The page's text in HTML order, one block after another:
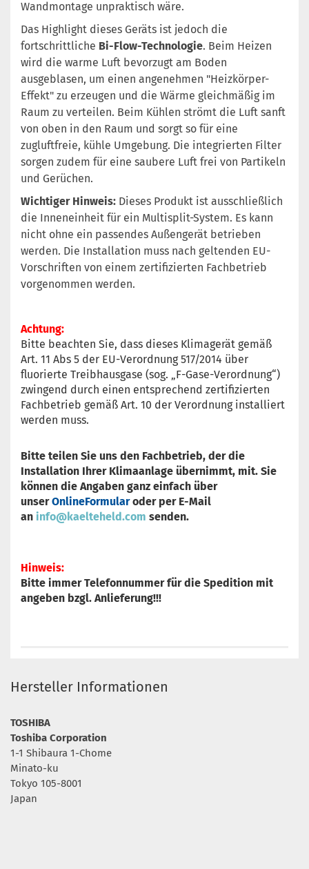
Wandmontage unpraktisch wäre.
Das Highlight dieses Geräts ist jedoch die
fortschrittliche Bi-Flow-Technologie. Beim Heizen
wird die warme Luft bevorzugt am Boden
ausgeblasen, um einen angenehmen "Heizkörper-
Effekt" zu erzeugen und die Wärme gleichmäßig im
Raum zu verteilen. Beim Kühlen strömt die Luft sanft
von oben in den Raum und sorgt so für eine
zugluftfreie, kühle Umgebung. Die integrierten Filter
sorgen zudem für eine saubere Luft frei von Partikeln
und Gerüchen.
Wichtiger Hinweis: Dieses Produkt ist ausschließlich
die Inneneinheit für ein Multisplit-System. Es kann
nicht ohne ein passendes Außengerät betrieben
werden. Die Installation muss nach geltenden EU-
Vorschriften von einem zertifizierten Fachbetrieb
vorgenommen werden.
Achtung:
Bitte beachten Sie, dass dieses Klimagerät gemäß
Art. 11 Abs 5 der EU-Verordnung 517/2014 über
fluorierte Treibhausgase (sog. „F-Gase-Verordnung“)
zwingend durch einen entsprechend zertifizierten
Fachbetrieb gemäß Art. 10 der Verordnung installiert
werden muss.
Bitte teilen Sie uns den Fachbetrieb, der die
Installation Ihrer Klimaanlage übernimmt, mit. Sie
können die Angaben ganz einfach über
unserOnlineFormularoder per E-Mail
an info@kaelteheld.com senden.
Hinweis:
Bitte immer Telefonnummer für die Spedition mit
angeben bzgl. Anlieferung!!!
Hersteller Informationen
TOSHIBA
Toshiba Corporation
1-1 Shibaura 1-Chome
Minato-ku
Tokyo 105-8001
Japan